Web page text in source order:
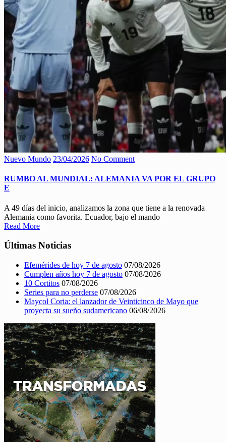
Nuevo Mundo 23/04/2026 No Comment
RUMBO AL MUNDIAL: ALEMANIA VA POR EL GRUPO
E
A 49 días del inicio, analizamos la zona que tiene a la renovada
Alemania como favorita. Ecuador, bajo el mando
Read More
Últimas Noticias
Efemérides de hoy 7 de agosto 07/08/2026
Cumplen años hoy 7 de agosto 07/08/2026
10 Cortitos 07/08/2026
Series para no perderse 07/08/2026
Maycol Coria: el lanzador de Veinticinco de Mayo que
proyecta su sueño sudamericano 06/08/2026